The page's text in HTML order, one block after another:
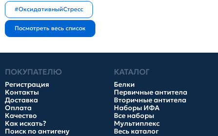
#ОксидативныйСтресс
ПОКУПАТЕЛЮ
Регистрация
Контакты
Доставка
Оплата
Качество
Как искать?
Поиск по антигену
КАТАЛОГ
Белки
Первичные антитела
Вторичные антитела
Наборы ИФА
Все наборы
Мультиплекс
Весь каталог